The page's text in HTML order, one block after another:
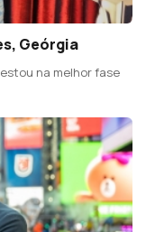
Geórgia
na melhor fase